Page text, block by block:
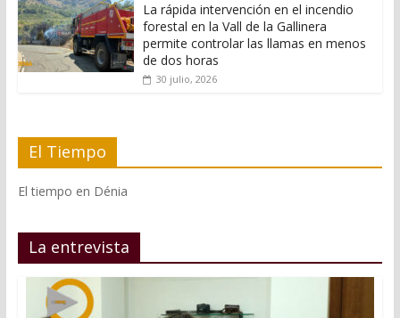
La rápida intervención en el incendio
forestal en la Vall de la Gallinera
permite controlar las llamas en menos
de dos horas
30 julio, 2026
El Tiempo
El tiempo en Dénia
La entrevista